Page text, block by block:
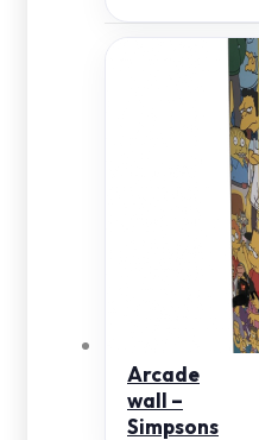
Arcade
wall –
Simpsons